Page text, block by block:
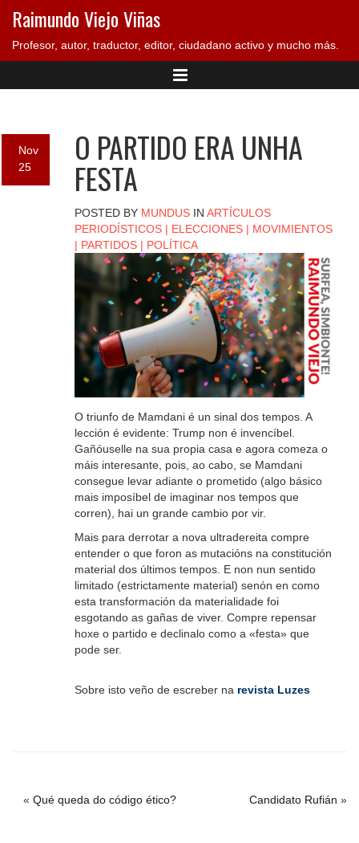
Raimundo Viejo Viñas
Profesor, autor, traductor, editor, ciudadano activo y mucho más.
Nov
25
O PARTIDO ERA UNHA
FESTA
POSTED BY MUNDUSIN ARTÍCULOS
PERIODÍSTICOS| ELECCIONES| MOVIMIENTOS
| PARTIDOS| POLÍTICA
O triunfo de Mamdani é un sinal dos tempos. A
lección é evidente: Trump non é invencíbel.
Gañóuselle na sua propia casa e agora comeza o
máis interesante, pois, ao cabo, se Mamdani
consegue levar adiante o prometido (algo básico
mais imposíbel de imaginar nos tempos que
corren), hai un grande cambio por vir.
Mais para derrotar a nova ultradereita compre
entender o que foron as mutacións na constitución
material dos últimos tempos. E non nun sentido
limitado (estrictamente material) senón en como
esta transformación da materialidade foi
esgotando as gañas de viver. Compre repensar
hoxe o partido e declinalo como a «festa» que
pode ser.
Sobre isto veño de escreber na revista Luzes
« Qué queda do código ético? Candidato Rufián »